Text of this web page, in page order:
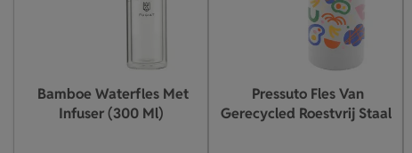
Bamboe Waterfles Met
Infuser (300 Ml)
Pressuto Fles Van
Gerecycled Roestvrij Staal